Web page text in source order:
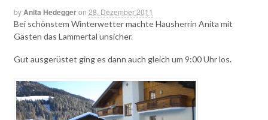
byAnita Hedeggeron 28. Dezember 2011
Bei schönstem Winterwetter machte Hausherrin Anita mit
Gästen das Lammertal unsicher.
Gut ausgerüstet ging es dann auch gleich um 9:00 Uhr los.